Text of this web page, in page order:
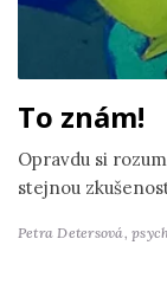
To znám!
Opravdu si
stejnou
Petra Detersová,